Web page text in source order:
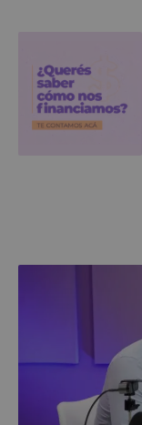
El exsecretario
que lo
la que